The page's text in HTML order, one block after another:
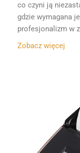
co czyni ją
gdzie wymagana
profesjonalizm w
Zobacz więcej